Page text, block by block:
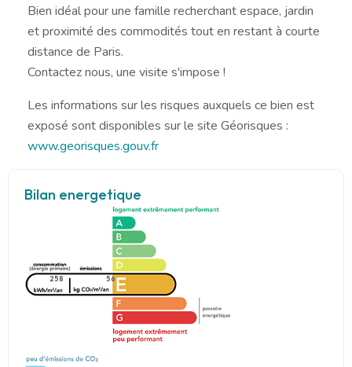
Bien idéal pour une famille recherchant espace, jardin
et proximité des commodités tout en restant à courte
distance de Paris.
Contactez nous, une visite s'impose !
Les informations sur les risques auxquels ce bien est
exposé sont disponibles sur le site Géorisques :
www.georisques.gouv.fr
Bilan energetique
258 56